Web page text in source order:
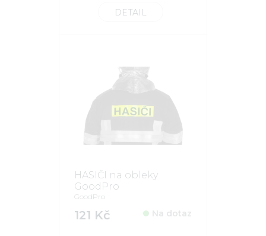
DETAIL
HASIČI na obleky
GoodPro
GoodPro
121 Kč Na dotaz